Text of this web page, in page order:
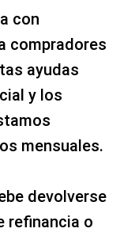
con
compradores
ayudas
y los
mensuales.
devolverse
refinancia o